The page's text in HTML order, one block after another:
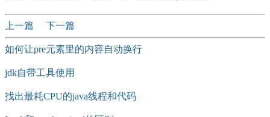
上一篇 下一篇
如何让pre元素里的内容自动换行
jdk自带工具使用
找出最耗CPU的java线程和代码